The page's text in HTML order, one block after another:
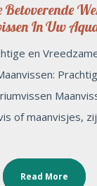
Betoverende
In Uw
en
of maanvisjes,
Read More